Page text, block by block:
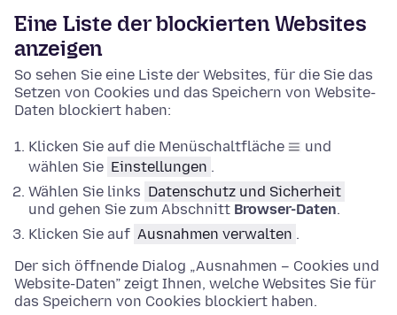
Eine Liste der blockierten Websites
anzeigen
So sehen Sie eine Liste der Websites, für die Sie das
Setzen von Cookies und das Speichern von Website-
Daten blockiert haben:
Klicken Sie auf die Menüschaltfläche
und
wählen Sie Einstellungen .
Wählen Sie links Datenschutz und Sicherheit
und gehen Sie zum Abschnitt Browser-Daten.
Klicken Sie auf Ausnahmen verwalten .
Der sich öffnende Dialog „Ausnahmen – Cookies und
Website-Daten” zeigt Ihnen, welche Websites Sie für
das Speichern von Cookies blockiert haben.